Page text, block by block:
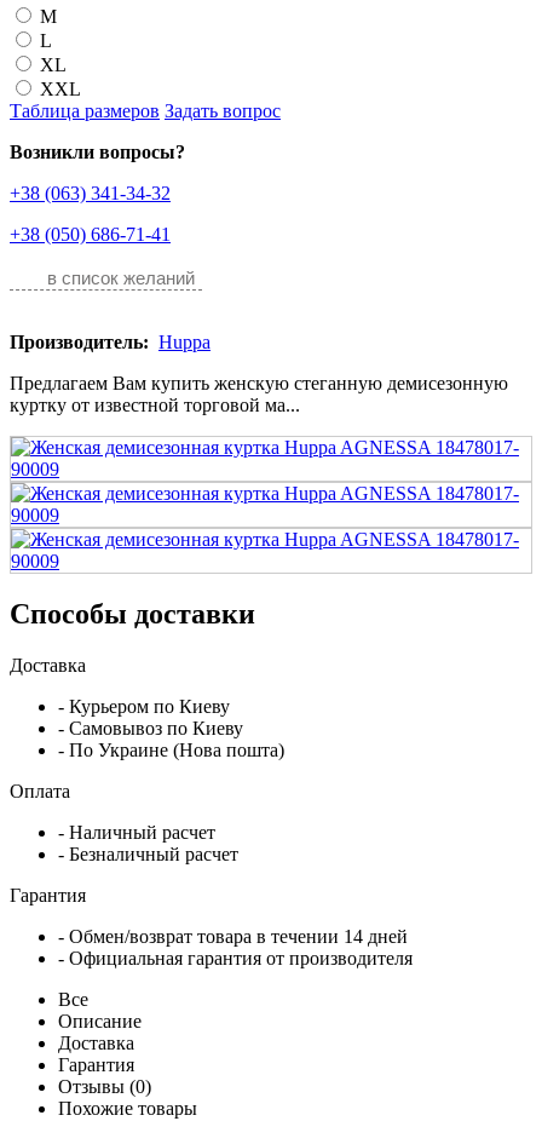
M
L
XL
XXL
Таблица размеров Задать вопрос
Возникли вопросы?
+38 (063) 341-34-32
+38 (050) 686-71-41
в список желаний
Производитель: Huppa
Предлагаем Вам купить женскую стеганную демисезонную
куртку от известной торговой ма...
Способы доставки
Доставка
- Курьером по Киеву
- Самовывоз по Киеву
- По Украине (Нова пошта)
Оплата
- Наличный расчет
- Безналичный расчет
Гарантия
- Обмен/возврат товара в течении 14 дней
- Официальная гарантия от производителя
Все
Описание
Доставка
Гарантия
Отзывы (0)
Похожие товары